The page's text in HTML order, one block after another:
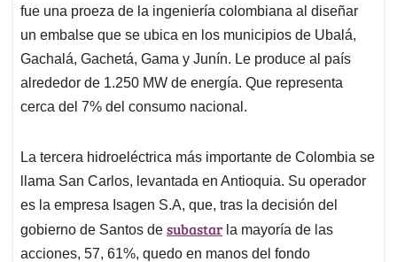
fue una proeza de la ingeniería colombiana al diseñar
un embalse que se ubica en los municipios de Ubalá,
Gachalá, Gachetá, Gama y Junín. Le produce al país
alrededor de 1.250 MW de energía. Que representa
cerca del 7% del consumo nacional.
La tercera hidroeléctrica más importante de Colombia se
llama San Carlos, levantada en Antioquia. Su operador
es la empresa Isagen S.A, que, tras la decisión del
gobierno de Santos de subastar la mayoría de las
acciones, 57, 61%, quedo en manos del fondo